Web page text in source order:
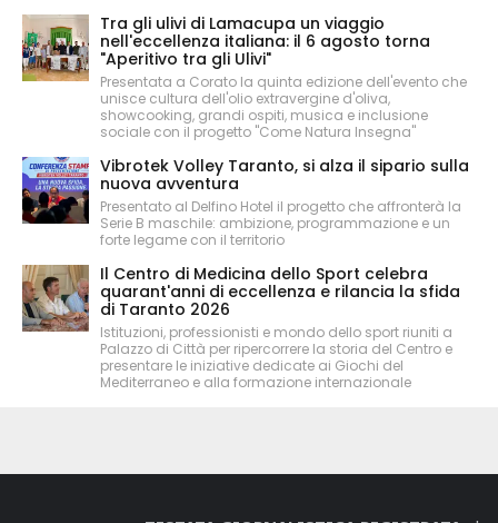
Tra gli ulivi di Lamacupa un viaggio
nell'eccellenza italiana: il 6 agosto torna
"Aperitivo tra gli Ulivi"
Presentata a Corato la quinta edizione dell'evento che
unisce cultura dell'olio extravergine d'oliva,
showcooking, grandi ospiti, musica e inclusione
sociale con il progetto "Come Natura Insegna"
Vibrotek Volley Taranto, si alza il sipario sulla
nuova avventura
Presentato al Delfino Hotel il progetto che affronterà la
Serie B maschile: ambizione, programmazione e un
forte legame con il territorio
Il Centro di Medicina dello Sport celebra
quarant'anni di eccellenza e rilancia la sfida
di Taranto 2026
Istituzioni, professionisti e mondo dello sport riuniti a
Palazzo di Città per ripercorrere la storia del Centro e
presentare le iniziative dedicate ai Giochi del
Mediterraneo e alla formazione internazionale